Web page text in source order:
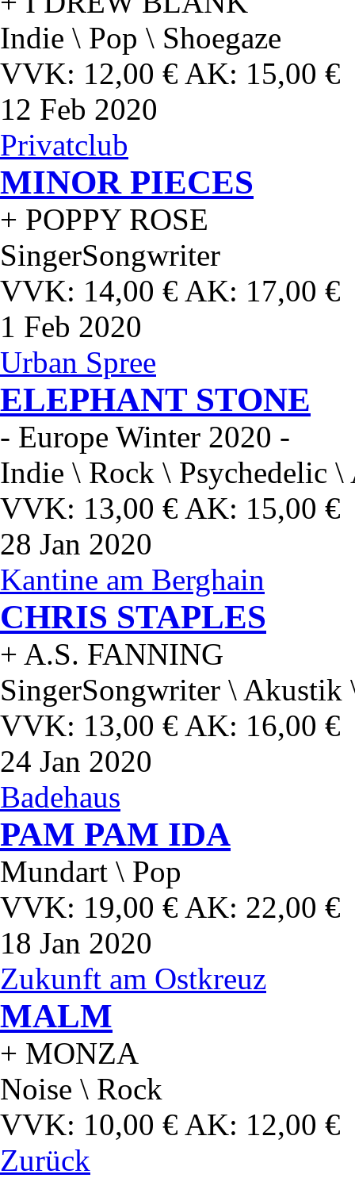
Indie \ Pop \ Shoegaze
VVK: 12,00 € AK: 15,00 €
12 Feb 2020
Privatclub
MINOR PIECES
+ POPPY ROSE
SingerSongwriter
VVK: 14,00 € AK: 17,00 €
1 Feb 2020
Urban Spree
ELEPHANT STONE
- Europe Winter 2020 -
Indie \ Rock \ Psychedelic
VVK: 13,00 € AK: 15,00 €
28 Jan 2020
Kantine am Berghain
CHRIS STAPLES
+ A.S. FANNING
SingerSongwriter \ Akustik
VVK: 13,00 € AK: 16,00 €
24 Jan 2020
Badehaus
PAM PAM IDA
Mundart \ Pop
VVK: 19,00 € AK: 22,00 €
18 Jan 2020
Zukunft am Ostkreuz
MALM
+ MONZA
Noise \ Rock
VVK: 10,00 € AK: 12,00 €
Zurück